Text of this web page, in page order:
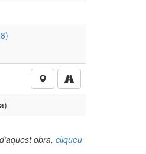
obra, cliqueu